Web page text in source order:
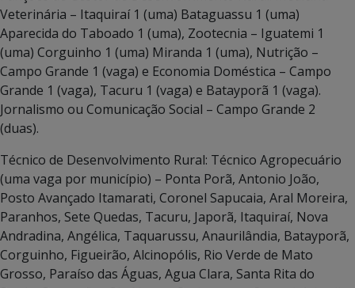
Veterinária – Itaquiraí 1 (uma) Bataguassu 1 (uma)
Aparecida do Taboado 1 (uma), Zootecnia – Iguatemi 1
(uma) Corguinho 1 (uma) Miranda 1 (uma), Nutrição –
Campo Grande 1 (vaga) e Economia Doméstica – Campo
Grande 1 (vaga), Tacuru 1 (vaga) e Batayporã 1 (vaga).
Jornalismo ou Comunicação Social – Campo Grande 2
(duas).
Técnico de Desenvolvimento Rural: Técnico Agropecuário
(uma vaga por município) – Ponta Porã, Antonio João,
Posto Avançado Itamarati, Coronel Sapucaia, Aral Moreira,
Paranhos, Sete Quedas, Tacuru, Japorã, Itaquiraí, Nova
Andradina, Angélica, Taquarussu, Anaurilândia, Batayporã,
Corguinho, Figueirão, Alcinopólis, Rio Verde de Mato
Grosso, Paraíso das Águas, Agua Clara, Santa Rita do